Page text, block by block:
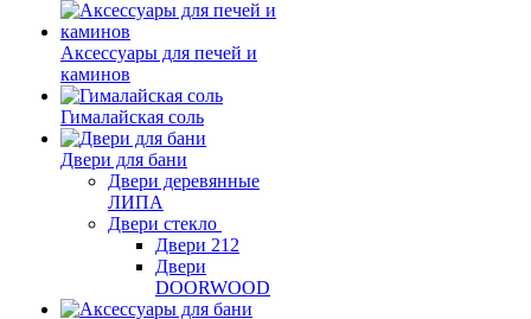
Аксессуары для печей и
каминов
Гималайская соль
Двери для бани
Двери деревянные
ЛИПА
Двери стекло
Двери 212
Двери
DOORWOOD